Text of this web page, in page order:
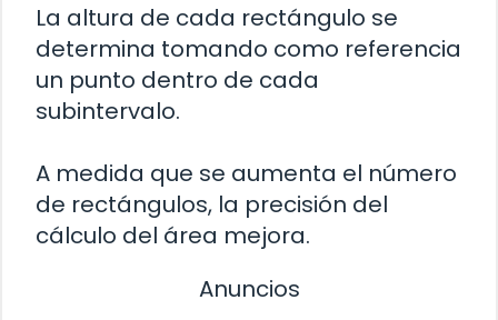
La altura de cada rectángulo se
determina tomando como referencia
un punto dentro de cada
subintervalo.
A medida que se aumenta el número
de rectángulos, la precisión del
cálculo del área mejora.
Anuncios